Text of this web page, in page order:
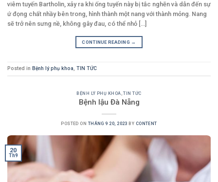
viêm tuyến Bartholin, xảy ra khi ống tuyến này bị tắc nghẽn và dẫn đến sự
ứ đọng chất nhầy bên trong, hình thành một nang với thành mỏng. Nang
sẽ trở nên sưng nề, không gây đau, có thể nhỏ [...]
CONTINUE READING →
Posted in Bệnh lý phụ khoa, TIN TỨC
BỆNH LÝ PHỤ KHOA ,TIN TỨC
Bệnh lậu Đà Nẵng
POSTED ON THÁNG 9 20, 2023 BY CONTENT
20
Th9